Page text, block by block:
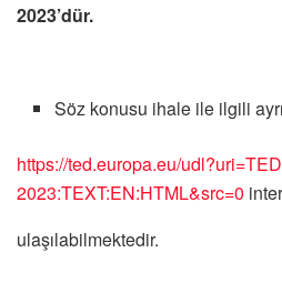
2023’dür.
Söz konusu ihale ile ilgili
https://ted.europa.eu/
2023:TEXT:EN:HTML&src=0
ulaşılabilmektedir.